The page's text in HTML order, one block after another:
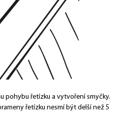
pohybu řetízku a vytvoření smyčky.
řetízku nesmí být delší než 5